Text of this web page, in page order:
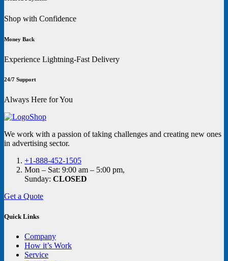
Shop with Confidence
Money Back
Experience Lightning-Fast Delivery
24/7 Support
Always Here for You
We work with a passion of taking challenges and creating new ones
in advertising sector.
+1-888-452-1505
Mon – Sat: 9:00 am – 5:00 pm,
Sunday: CLOSED
Get a Quote
Quick Links
Company
How it’s Work
Service